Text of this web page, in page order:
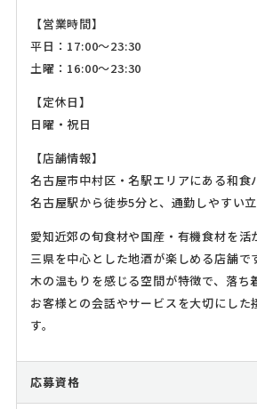
【営業時間】
平日：17:00～23:30
土曜：16:00～23:30
【定休日】
日曜・祝日
【店舗情報】
名古屋市中村区・名駅エリアにある和食
名古屋駅から徒歩5分と、通勤しやすい立
愛知近郊の旬食材や国産・有機食材を活
三県を中心とした地酒が楽しめる店舗で
木の温もりを感じる空間が特徴で、落ち
お客様との会話やサービスを大切にした
す。
応募資格